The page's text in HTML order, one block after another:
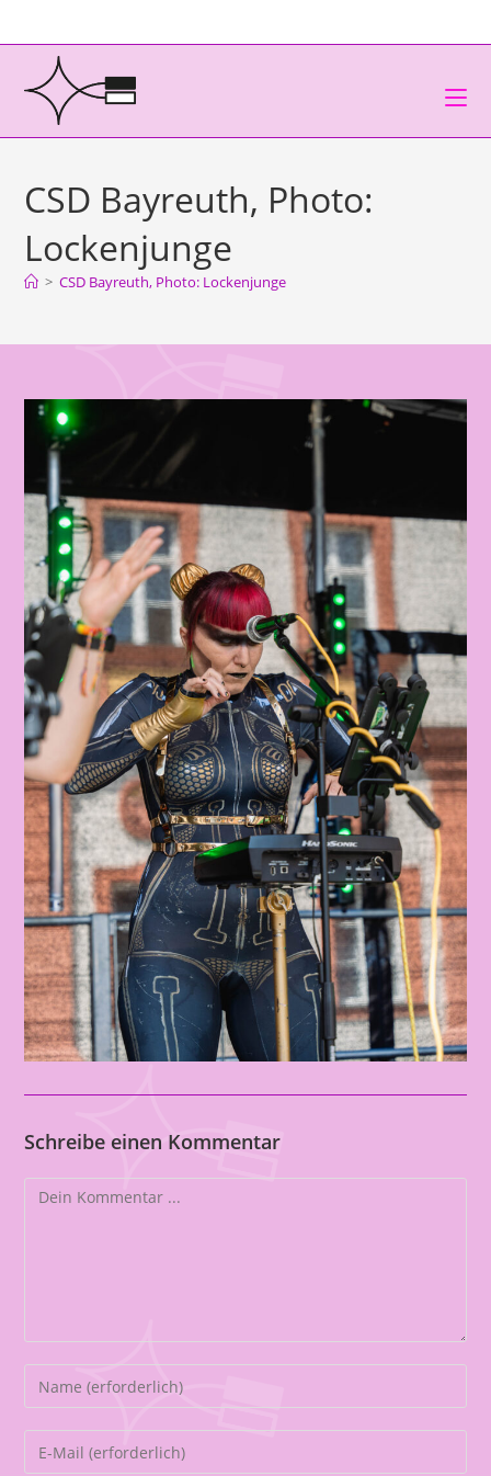
CSD Bayreuth, Photo:
Lockenjunge
> CSD Bayreuth, Photo: Lockenjunge
Schreibe einen Kommentar